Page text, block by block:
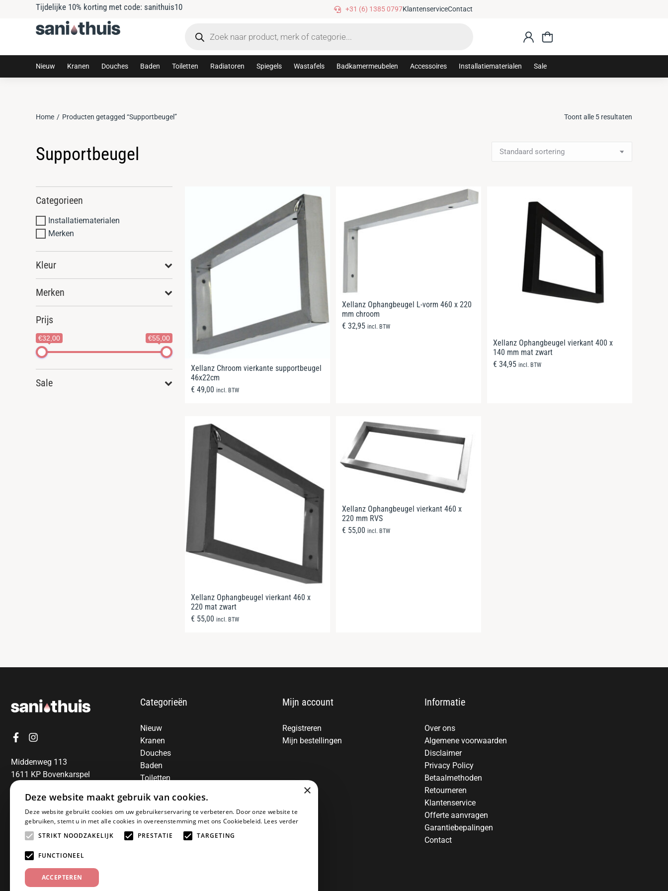
Tijdelijke 10% korting met code: sanithuis10 Gratis verzending vanaf €75,-
+31 (6) 1385 0797KlantenserviceContact
Nieuw Kranen Douches Baden Toiletten Radiatoren Spiegels Wastafels Badkamermeubelen Accessoires Installatiematerialen Sale
Je bent hier:
Home Producten getagged “Supportbeugel” Toont alle 5 resultaten
Supportbeugel
Categorieen
Installatiematerialen
Merken
Kleur
Merken
Prijs
€32,00 €55,00
Sale
Xellanz Chroom vierkante supportbeugel
46x22cm
€ 49,00 incl. BTW
Xellanz Ophangbeugel L-vorm 460 x 220
mm chroom
€ 32,95 incl. BTW
Xellanz Ophangbeugel vierkant 400 x
140 mm mat zwart
€ 34,95 incl. BTW
Xellanz Ophangbeugel vierkant 460 x
220 mat zwart
€ 55,00 incl. BTW
Xellanz Ophangbeugel vierkant 460 x
220 mm RVS
€ 55,00 incl. BTW
Middenweg 113
1611 KP Bovenkarspel
06-13850797
Categorieën
Nieuw
Kranen
Douches
Baden
Toiletten
Spiegels
Wastafels
Badkamermeubelen
Accessoires
Mijn account
Registreren
Mijn bestellingen
Informatie
Over ons
Algemene voorwaarden
Disclaimer
Privacy Policy
Betaalmethoden
Retourneren
Klantenservice
Offerte aanvragen
Garantiebepalingen
Contact
×
Deze website maakt gebruik van cookies.
Deze website gebruikt cookies om uw gebruikerservaring te verbeteren. Door onze website te
gebruiken, stemt u in met alle cookies in overeenstemming met ons Cookiebeleid. Lees verder
STRIKT NOODZAKELIJK
PRESTATIE TARGETING
FUNCTIONEEL
ACCEPTEREN